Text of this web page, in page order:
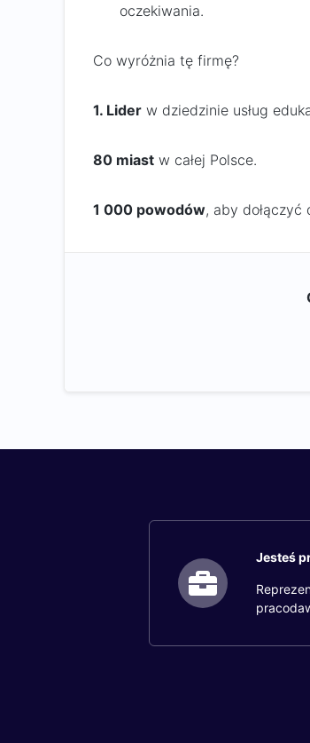
oczekiwania.
Co wyróżnia tę firmę?
1. Lider w dziedzinie usług
80 miast w całej Polsce.
1 000 powodów, aby dołączyć
Jesteś